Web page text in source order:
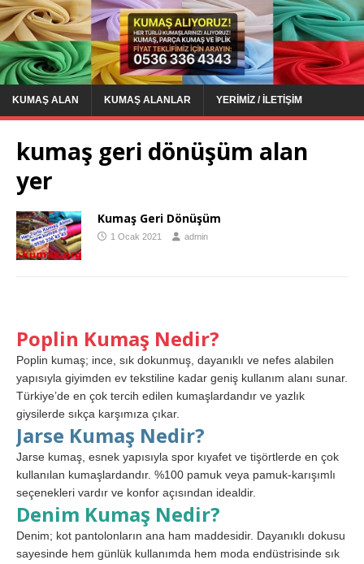
KUMAŞ ALAN KUMAŞ ALANLAR YERIMIZ / İLETIŞIM
kumaş geri dönüşüm alan
yer
Kumaş Geri Dönüşüm
1 Ocak 2021 admin
Poplin Kumaş Nedir?
Poplin kumaş; ince, sık dokunmuş, dayanıklı ve nefes alabilen
yapısıyla giyimden ev tekstiline kadar geniş kullanım alanı sunar.
Türkiye’de en çok tercih edilen kumaşlardandır ve yazlık
giysilerde sıkça karşımıza çıkar.
Jarse Kumaş Nedir?
Jarse kumaş, esnek yapısıyla spor kıyafet ve tişörtlerde en çok
kullanılan kumaşlardandır. %100 pamuk veya pamuk-karışımlı
seçenekleri vardır ve konfor açısından idealdir.
Denim Kumaş Nedir?
Denim; kot pantolonların ana ham maddesidir. Dayanıklı dokusu
sayesinde hem günlük kullanımda hem moda endüstrisinde sık